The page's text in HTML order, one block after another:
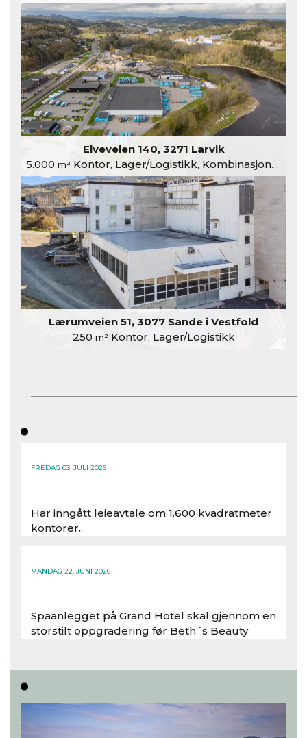
Elveveien 140, 3271 Larvik
5.000 m²Kontor, Lager/Logistikk, Kombinasjonslokaler
Lærumveien 51, 3077 Sande i Vestfold
250 m²Kontor, Lager/Logistikk
FREDAG 03. JULI 2026
Har inngått leieavtale om 1.600 kvadratmeter
kontorer..
MANDAG 22. JUNI 2026
Spaanlegget på Grand Hotel skal gjennom en
storstilt oppgradering før Beth´s Beauty
Les hele artikkelen